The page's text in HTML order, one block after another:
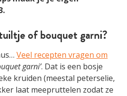
of bouquet garni?
Veel recepten vragen om
garni’. Dat is een bosje
kruiden (meestal peterselie,
laat meepruttelen zodat ze